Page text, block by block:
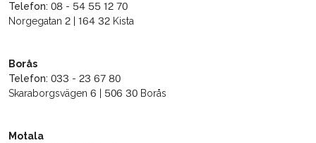
Telefon: 08 - 54 55 12 70
Norgegatan 2 | 164 32 Kista
Borås
Telefon: 033 - 23 67 80
Skaraborgsvägen 6 | 506 30 Borås
Motala